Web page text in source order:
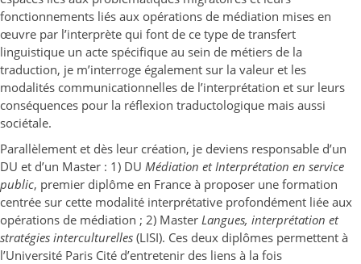
fonctionnements liés aux opérations de médiation mises en
œuvre par l’interprète qui font de ce type de transfert
linguistique un acte spécifique au sein de métiers de la
traduction, je m’interroge également sur la valeur et les
modalités communicationnelles de l’interprétation et sur leurs
conséquences pour la réflexion traductologique mais aussi
sociétale.
Parallèlement et dès leur création, je deviens responsable d’un
DU et d’un Master : 1) DU Médiation et Interprétation en service
public, premier diplôme en France à proposer une formation
centrée sur cette modalité interprétative profondément liée aux
opérations de médiation ; 2) Master Langues, interprétation et
stratégies interculturelles (LISI). Ces deux diplômes permettent à
l’Université Paris Cité d’entretenir des liens à la fois